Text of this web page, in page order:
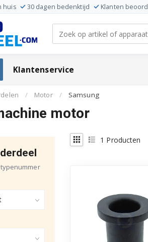
huis 30 dagen bedenktijd Klanten
Klantenservice
/ Motor / Samsung
motor
1 Producten